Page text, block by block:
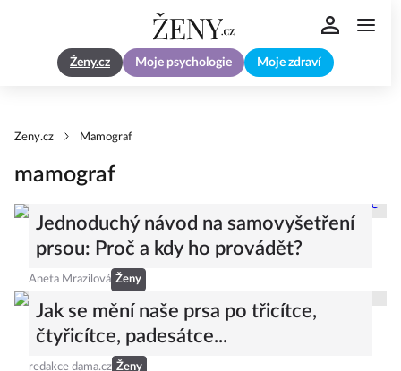
Ženy.cz Moje psychologie Moje zdraví
Zeny.cz Mamograf
mamograf
Jednoduchý návod na samovyšetření
prsou: Proč a kdy ho provádět?
Aneta Mrazilová Ženy
Jak se mění naše prsa po třicítce,
čtyřicítce, padesátce...
redakce dama.cz Ženy